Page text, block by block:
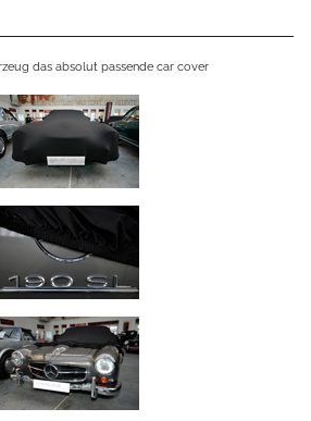
das absolut passende car cover